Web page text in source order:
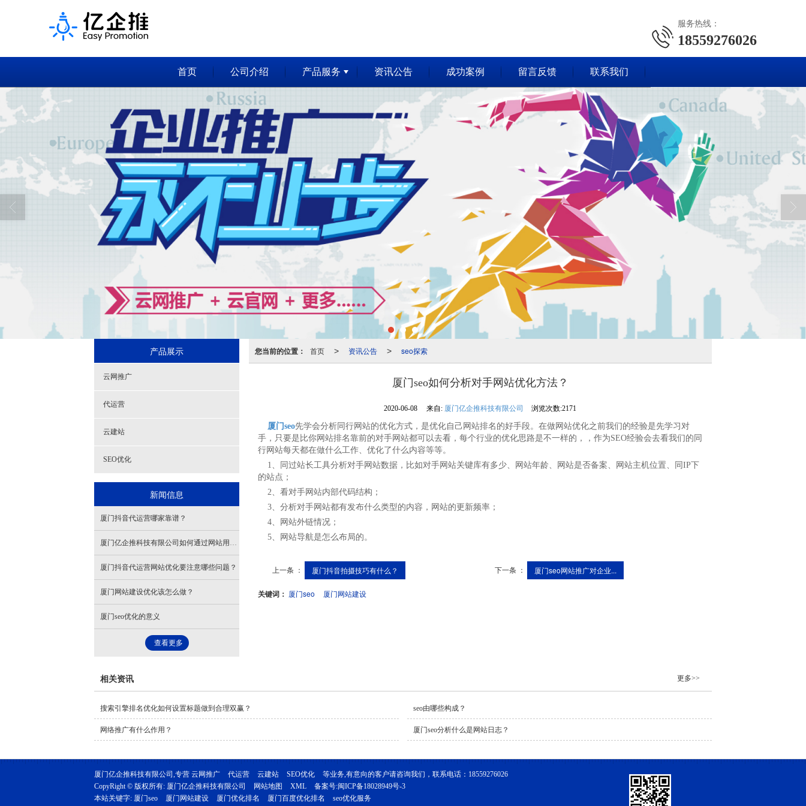
服务热线：
18559276026
首页 公司介绍 产品服务 资讯公告 成功案例 留言反馈 联系我们
您当前的位置： 首页 > 资讯公告 > seo探索
厦门seo如何分析对手网站优化方法？
2020-06-08 来自: 厦门亿企推科技有限公司 浏览次数:2171
厦门seo先学会分析同行网站的优化方式，是优化自己网站排名的好手段。在做网站优化之前我们的经验是先学习对
手，只要是比你网站排名靠前的对手网站都可以去看，每个行业的优化思路是不一样的，，作为SEO经验会去看我们的同
行网站每天都在做什么工作、优化了什么内容等等。
1、同过站长工具分析对手网站数据，比如对手网站关键库有多少、网站年龄、网站是否备案、网站主机位置、同IP下
的站点；
2、看对手网站内部代码结构；
3、分析对手网站都有发布什么类型的内容，网站的更新频率；
4、网站外链情况；
5、网站导航是怎么布局的。
上一条 ： 厦门抖音拍摄技巧有什么？ 下一条 ： 厦门seo网站推广对企业...
关键词： 厦门seo 厦门网站建设
产品展示
云网推广
代运营
云建站
SEO优化
新闻信息
厦门抖音代运营哪家靠谱？
厦门亿企推科技有限公司如何通过网站用户体验提升优化效果？
厦门抖音代运营网站优化要注意哪些问题？
厦门网站建设优化该怎么做？
厦门seo优化的意义
查看更多
相关资讯 更多>>
搜索引擎排名优化如何设置标题做到合理双赢？ seo由哪些构成？
网络推广有什么作用？ 厦门seo分析什么是网站日志？
厦门亿企推科技有限公司,专营 云网推广 代运营 云建站 SEO优化 等业务,有意向的客户请咨询我们，联系电话： 18559276026
CopyRight © 版权所有: 厦门亿企推科技有限公司 网站地图 XML 备案号:闽ICP备18028949号-3
本站关键字: 厦门seo 厦门网站建设 厦门优化排名 厦门百度优化排名 seo优化服务